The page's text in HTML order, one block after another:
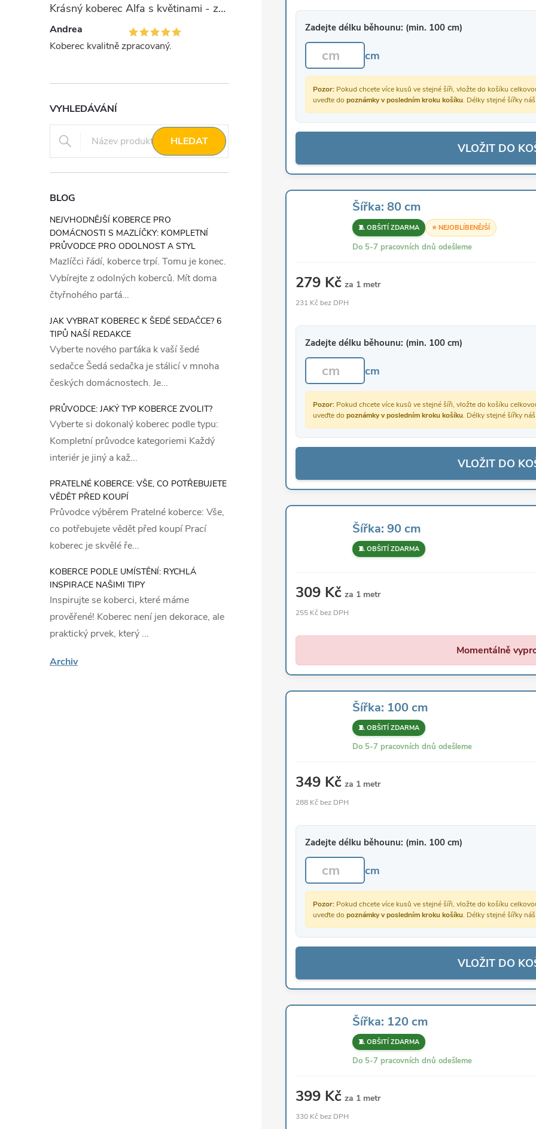
Krásný koberec Alfa s květinami - zelený
Andrea
Koberec kvalitně zpracovaný.
VYHLEDÁVÁNÍ
HLEDAT
BLOG
NEJVHODNĚJŠÍ KOBERCE PRO
DOMÁCNOSTI S MAZLÍČKY: KOMPLETNÍ
PRŮVODCE PRO ODOLNOST A STYL
Mazlíčci řádí, koberce trpí. Tomu je konec.
Vybírejte z odolných koberců. Mít doma
čtyřnohého parťá...
JAK VYBRAT KOBEREC K ŠEDÉ SEDAČCE? 6
TIPŮ NAŠÍ REDAKCE
Vyberte nového parťáka k vaší šedé
sedačce Šedá sedačka je stálicí v mnoha
českých domácnostech. Je...
PRŮVODCE: JAKÝ TYP KOBERCE ZVOLIT?
Vyberte si dokonalý koberec podle typu:
Kompletní průvodce kategoriemi Každý
interiér je jiný a kaž...
PRATELNÉ KOBERCE: VŠE, CO POTŘEBUJETE
VĚDĚT PŘED KOUPÍ
Průvodce výběrem Pratelné koberce: Vše,
co potřebujete vědět před koupí Prací
koberec je skvělé ře...
KOBERCE PODLE UMÍSTĚNÍ: RYCHLÁ
INSPIRACE NAŠIMI TIPY
Inspirujte se koberci, které máme
prověřené! Koberec není jen dekorace, ale
praktický prvek, který ...
Archiv
Zadejte délku běhounu: (min. 100 cm)
cm
Pozor: Pokud chcete více kusů ve stejné šíři, vložte do košíku
uveďte do poznámky v posledním kroku košíku. Délky stejné šířky
VLOŽIT DO
Šířka: 80 cm
🧵 OBŠITÍ ZDARMA ⭐ NEJOBLÍBENĚJŠÍ
Do 5-7 pracovních dnů odešleme
279 Kč za 1 metr
231 Kč bez DPH
Zadejte délku běhounu: (min. 100 cm)
cm
Pozor: Pokud chcete více kusů ve stejné šíři, vložte do košíku
uveďte do poznámky v posledním kroku košíku. Délky stejné šířky
VLOŽIT DO
Šířka: 90 cm
🧵 OBŠITÍ ZDARMA
309 Kč za 1 metr
255 Kč bez DPH
Momentálně
Šířka: 100 cm
🧵 OBŠITÍ ZDARMA
Do 5-7 pracovních dnů odešleme
349 Kč za 1 metr
288 Kč bez DPH
Zadejte délku běhounu: (min. 100 cm)
cm
Pozor: Pokud chcete více kusů ve stejné šíři, vložte do košíku
uveďte do poznámky v posledním kroku košíku. Délky stejné šířky
VLOŽIT DO
Šířka: 120 cm
🧵 OBŠITÍ ZDARMA
Do 5-7 pracovních dnů odešleme
399 Kč za 1 metr
330 Kč bez DPH